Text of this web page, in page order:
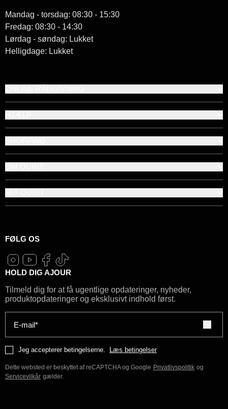
Mandag - torsdag: 08:30 - 15:30
Fredag: 08:30 - 14:30
Lørdag - søndag: Lukket
Helligdage: Lukket
FØLG OS
HOLD DIG AJOUR
Tilmeld dig for at få ugentlige opdateringer, nyheder,
produktopdateringer og eksklusivt indhold først.
E-mail*
Jeg accepterer betingelserne. Læs betingelser
Dette websted er beskyttet af reCAPTCHA og Google Privatlivspolitik og
Servicevilkår gælder.